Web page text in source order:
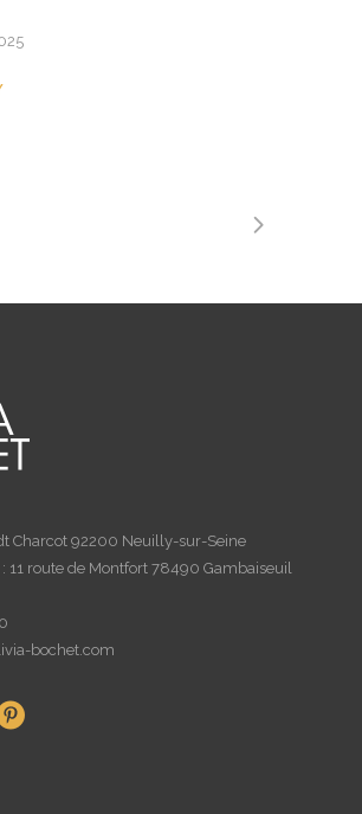
Charcot 92200 Neuilly-sur-Seine
11 route de Montfort 78490 Gambaiseuil
bochet.com